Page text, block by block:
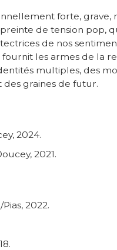
forte, grave,
de tension pop,
de nos
fournit les armes de la
multiples, des
des graines de futur.
2024.
2021.
2022.